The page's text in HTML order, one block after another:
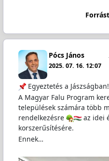
Pócs János
2025. 07. 16. 12:07
Egyeztetés a Jászságban!
A Magyar Falu Program
települések számára több
rendelkezésre
az idei
korszerűsítésére.
Ennek…